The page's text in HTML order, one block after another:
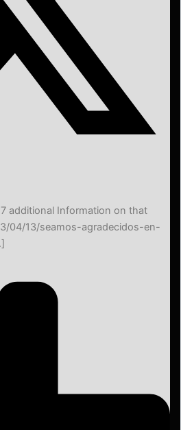
additional Information on that
04/13/seamos-agradecidos-en-